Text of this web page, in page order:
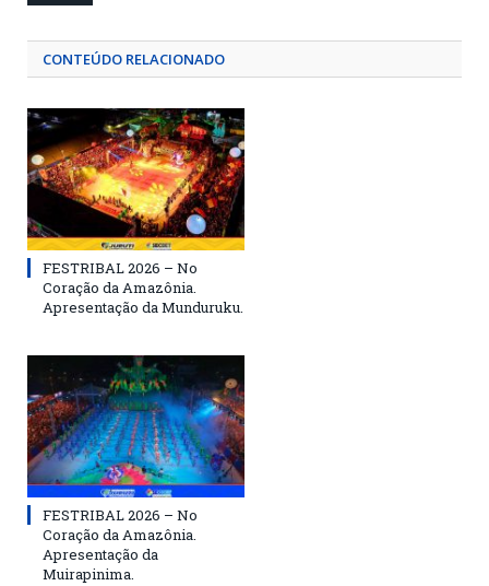
CONTEÚDO RELACIONADO
FESTRIBAL 2026 – No
Coração da Amazônia.
Apresentação da Munduruku.
FESTRIBAL 2026 – No
Coração da Amazônia.
Apresentação da
Muirapinima.